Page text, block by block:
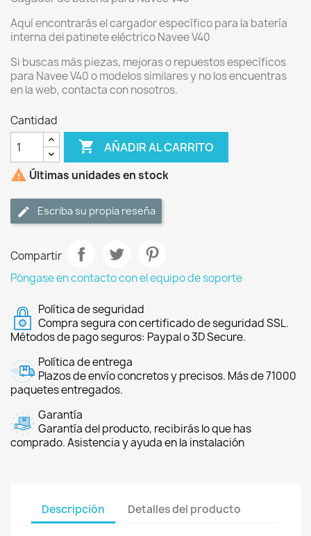
Aquí encontrarás el cargador específico para la batería
interna del patinete eléctrico Navee V40
Si buscas más piezas, mejoras o repuestos específicos
para Navee V40 o modelos similares y no los encuentras
en la web, contacta con nosotros.
Cantidad
 AÑADIR AL CARRITO
 Últimas unidades en stock
Escriba su propia reseña
Compartir
Póngase en contacto con el equipo de soporte
Política de seguridad
Compra segura con certificado de seguridad SSL.
Métodos de pago seguros: Paypal o 3D Secure.
Política de entrega
Plazos de envío concretos y precisos. Más de 71000
paquetes entregados.
Garantía
Garantía del producto, recibirás lo que has
comprado. Asistencia y ayuda en la instalación
Descripción Detalles del producto